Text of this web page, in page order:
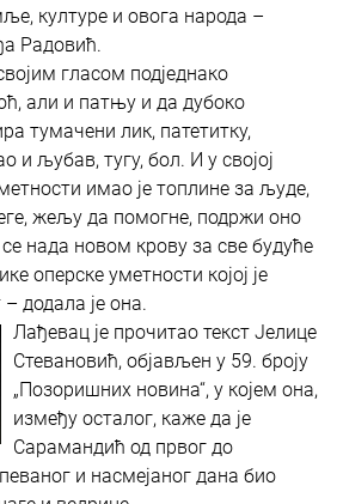
културе и овога народа –
Радовић.
гласом подједнако
али и патњу и да дубоко
тумачени лик, патетитку,
и љубав, тугу, бол. И у својој
имао је топлине за људе,
жељу да помогне, подржи оно
нада новом крову за све будуће
оперске уметности којој је
додала је она.
Лађевац је прочитао текст Јелице
Стевановић, објављен у 59. броју
„Позоришних новина“, у којем она,
између осталог, каже да је
Сарамандић од првог до
и насмејаног дана био